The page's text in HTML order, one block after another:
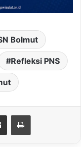
Bolmut
Refleksi PNS